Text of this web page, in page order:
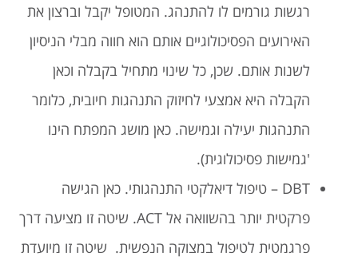
רגשות גורמים לו להתנהג. המטופל יקבל וברצון את
האירועים הפסיכולוגיים אותם הוא חווה מבלי הניסיון
לשנות אותם. שכן, כל שינוי מתחיל בקבלה וכאן
הקבלה היא אמצעי לחיזוק התנהגות חיובית, כלומר
התנהגות יעילה וגמישה. כאן מושג המפתח הינו
'גמישות פסיכולוגית).
DBT – טיפול דיאלקטי התנהגותי. כאן הגישה
פרקטית יותר בהשוואה אל ACT. שיטה זו מציעה דרך
פרגמטית לטיפול במצוקה הנפשית. שיטה זו מיועדת